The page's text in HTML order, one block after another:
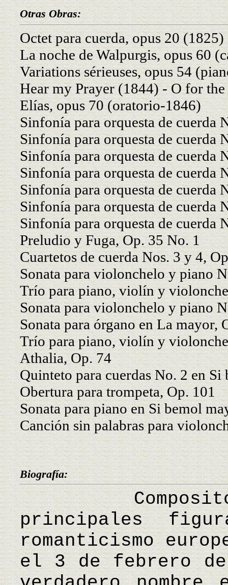
Otras Obras:
Octet para cuerda, opus 20 (1825)
La noche de Walpurgis, opus 60
Variations sérieuses, opus 54
Hear my Prayer (1844) - O for
Elías, opus 70 (oratorio-1846)
Sinfonía para orquesta de cuerda
Sinfonía para orquesta de cuerda
Sinfonía para orquesta de cuerda
Sinfonía para orquesta de cuerda
Sinfonía para orquesta de cuerda
Sinfonía para orquesta de cuerda
Sinfonía para orquesta de cuerda
Preludio y Fuga, Op. 35 No. 1
Cuartetos de cuerda Nos. 3 y 4,
Sonata para violonchelo y piano
Trío para piano, violín y
Sonata para violonchelo y piano
Sonata para órgano en La mayor,
Trío para piano, violín y
Athalia, Op. 74
Quinteto para cuerdas No. 2 en
Obertura para trompeta, Op. 101
Sonata para piano en Si bemol
Canción sin palabras para
Biografía:
Compositor
principales
romanticismo
el 3 de febrero de